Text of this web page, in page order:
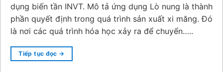
dụng biến tần INVT. Mô tả ứng dụng Lò nung là thành
phần quyết định trong quá trình sản xuất xi măng. Đó
là nơi các quá trình hóa học xảy ra để chuyển…..
Tiếp tục đọc →